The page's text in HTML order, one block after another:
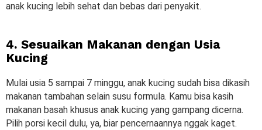
anak kucing lebih sehat dan bebas dari penyakit.
4. Sesuaikan Makanan dengan Usia
Kucing
Mulai usia 5 sampai 7 minggu, anak kucing sudah bisa dikasih
makanan tambahan selain susu formula. Kamu bisa kasih
makanan basah khusus anak kucing yang gampang dicerna.
Pilih porsi kecil dulu, ya, biar pencernaannya nggak kaget.